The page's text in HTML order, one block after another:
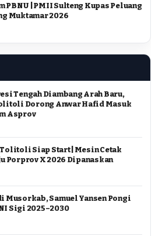
PBNU | PMII Sulteng Kupas Peluang
Muktamar 2026
Tengah Diambang Arah Baru,
Dorong Anwar Hafid Masuk
Asprov
Tolitoli Siap Start | Mesin Cetak
Porprov X 2026 Dipanaskan
Musorkab, Samuel Yansen Pongi
Sigi 2025–2030